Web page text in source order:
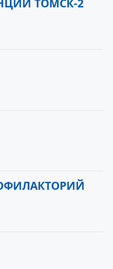
ТОМСК-2